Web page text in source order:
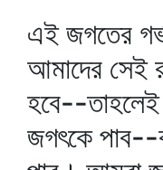
এই জগতের
আমাদের সেই
হবে--তাহলেই
জগৎকে পাব--